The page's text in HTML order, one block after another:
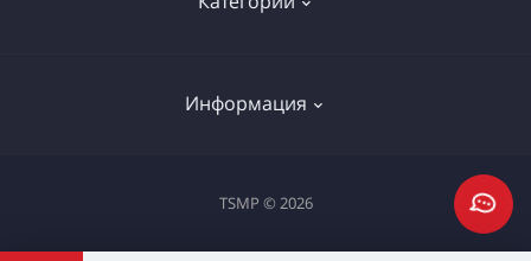
Электроинструменты
Информация
Доставка и оплата
TSMP © 2026